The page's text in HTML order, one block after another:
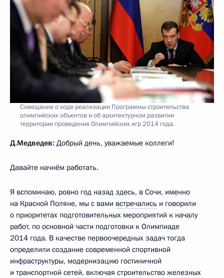
Совещание о ходе реализации Программы строительства
олимпийских объектов и об архитектурном развитии
территории проведения Олимпийских игр 2014 года.
Д.Медведев: Добрый день, уважаемые коллеги!
Давайте начнём работать.
Я вспоминаю, ровно год назад здесь, в Сочи, именно
на Красной Поляне, мы с вами встречались и говорили
о приоритетах подготовительных мероприятий к началу
работ, по основной части подготовки к Олимпиаде
2014 года. В качестве первоочередных задач тогда
определили создание современной спортивной
инфраструктуры, модернизацию гостиничной
и транспортной сетей, включая строительство железных